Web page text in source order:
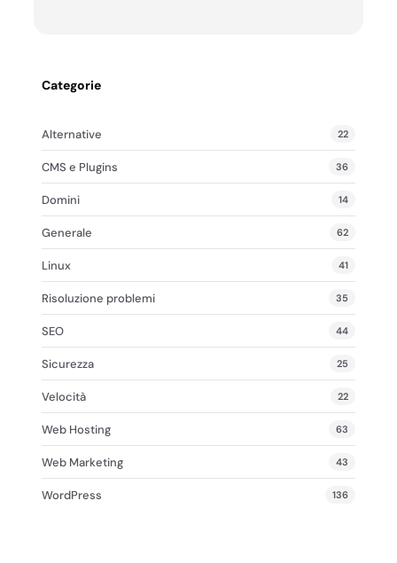
Categorie
Alternative 22
CMS e Plugins 36
Domini 14
Generale 62
Linux 41
Risoluzione problemi 35
SEO 44
Sicurezza 25
Velocità 22
Web Hosting 63
Web Marketing 43
WordPress 136